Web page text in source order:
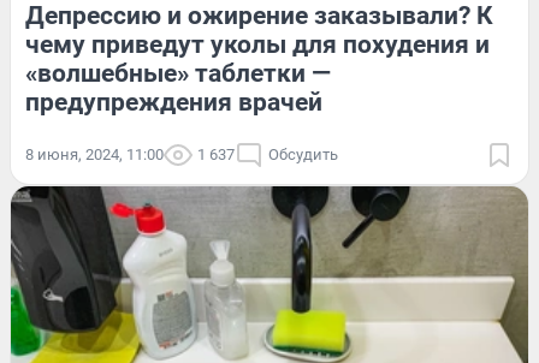
Депрессию и ожирение заказывали? К
чему приведут уколы для похудения и
«волшебные» таблетки —
предупреждения врачей
8 июня, 2024, 11:00 1 637 Обсудить